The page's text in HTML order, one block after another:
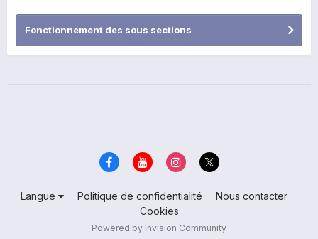
Fonctionnement des sous sections
Langue Politique de confidentialité
Nous contacter
Cookies
Powered by Invision Community